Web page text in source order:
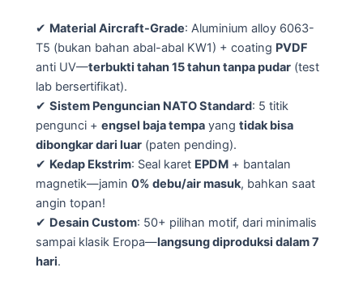
✔ Material Aircraft-Grade: Aluminium alloy 6063-
T5 (bukan bahan abal-abal KW1) + coating PVDF
anti UV—terbukti tahan 15 tahun tanpa pudar (test
lab bersertifikat).
✔ Sistem Penguncian NATO Standard: 5 titik
pengunci + engsel baja tempa yang tidak bisa
dibongkar dari luar (paten pending).
✔ Kedap Ekstrim: Seal karet EPDM + bantalan
magnetik—jamin 0% debu/air masuk, bahkan saat
angin topan!
✔ Desain Custom: 50+ pilihan motif, dari minimalis
sampai klasik Eropa—langsung diproduksi dalam 7
hari.